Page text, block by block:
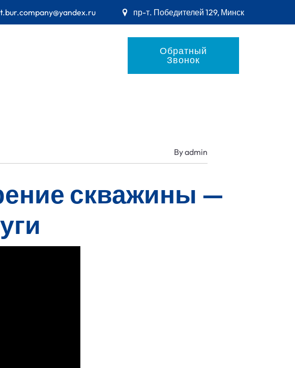
пр-т. Победителей 129, Минск
Обратный
Звонок
Byadmin
скважины —